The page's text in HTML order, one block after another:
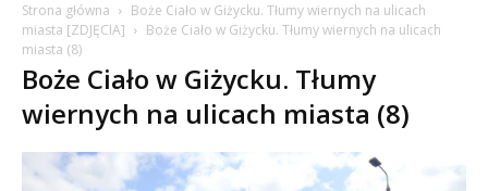
Strona główna
Boże Ciało w Giżycku. Tłumy wiernych na ulicach
miasta [ZDJĘCIA]
Boże Ciało w Giżycku. Tłumy wiernych na ulicach
miasta (8)
Boże Ciało w Giżycku. Tłumy
wiernych na ulicach miasta (8)